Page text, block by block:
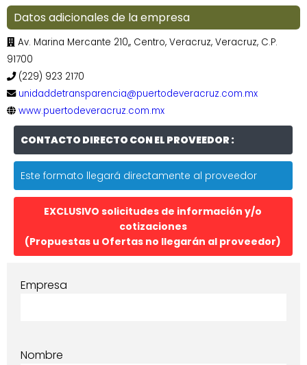
Datos adicionales de la empresa
Av. Marina Mercante 210,, Centro, Veracruz, Veracruz, C.P.
91700
(229) 923 2170
unidaddetransparencia@puertodeveracruz.com.mx
www.puertodeveracruz.com.mx
CONTACTO DIRECTO CON EL PROVEEDOR :
Este formato llegará directamente al proveedor
EXCLUSIVO solicitudes de información y/o
cotizaciones
(Propuestas u Ofertas no llegarán al proveedor)
Empresa
Nombre